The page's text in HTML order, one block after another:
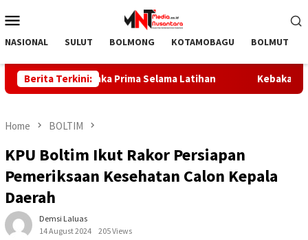
to
Menu
NASIONAL SULUT BOLMONG KOTAMOBAGU BOLMUT
Berita Terkini:
Paskibraka Prima Selama Latihan Kebakaran Pasar
Home BOLTIM
KPU Boltim Ikut Rakor Persiapan
Pemeriksaan Kesehatan Calon Kepala
Daerah
Demsi Laluas
14 August 2024
205 Views